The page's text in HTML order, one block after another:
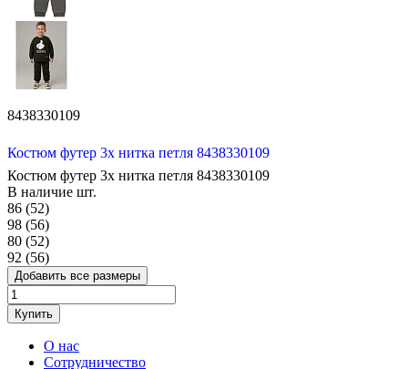
8438330109
Костюм футер 3х нитка петля 8438330109
Костюм футер 3х нитка петля 8438330109
В наличие шт.
86 (52)
98 (56)
80 (52)
92 (56)
Добавить все размеры
Купить
О нас
Сотрудничество